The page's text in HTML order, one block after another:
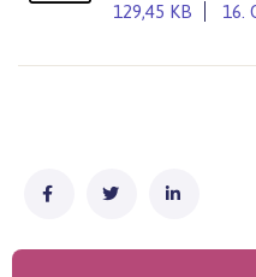
129,45 KB 16.